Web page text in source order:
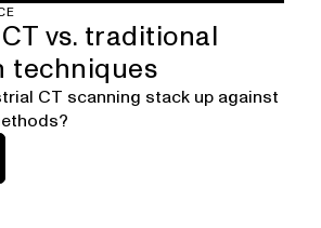
vs. traditional
techniques
CT scanning stack up against